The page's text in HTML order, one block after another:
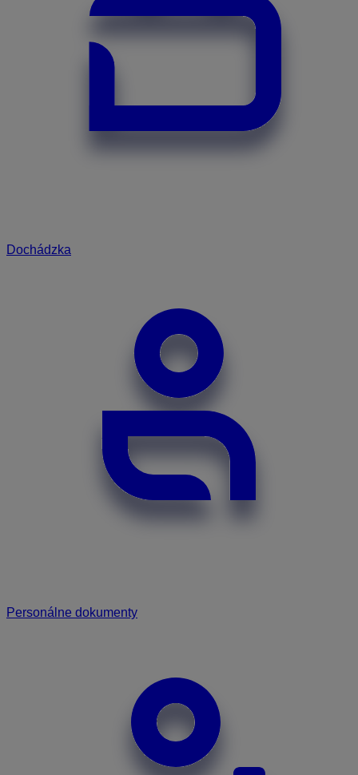
Dochádzka
Personálne dokumenty